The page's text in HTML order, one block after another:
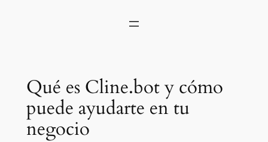
Qué es Cline.bot y cómo
puede ayudarte en tu
negocio